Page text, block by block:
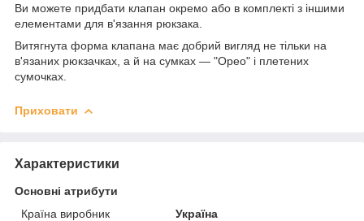
Ви можете придбати клапан окремо або в комплекті з іншими
елементами для в'язання рюкзака.
Витягнута форма клапана має добрий вигляд не тільки на
в'язаних рюкзачках, а й на сумках — "Орео" і плетених
сумочках.
Приховати
Характеристики
Основні атрибути
Країна виробник
Україна